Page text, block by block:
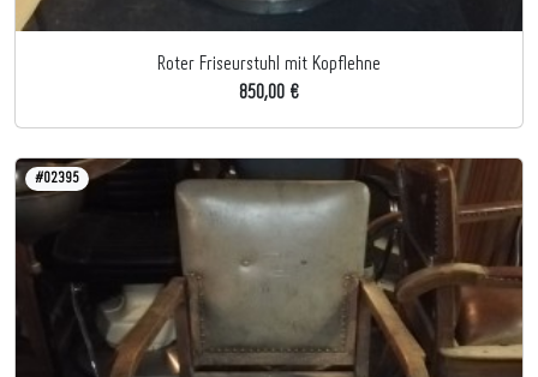
Roter Friseurstuhl mit Kopflehne
850,00 €
#02395